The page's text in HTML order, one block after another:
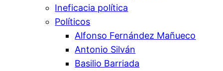
Ineficacia política
Políticos
Alfonso Fernández Mañueco
Antonio Silván
Basilio Barriada